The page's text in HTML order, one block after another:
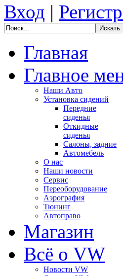
Вход |
Главная
Главное
Наши Авто
Установка сидений
Передние
сиденья
Откидные
сиденья
Салоны, задние
Автомебель
О нас
Наши новости
Сервис
Переоборудование
Аэрография
Тюнинг
Автоправо
Магазин
Всё о VW
Новости VW